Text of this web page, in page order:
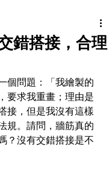
錯搭接，合理
個問題：「我繪製的
要求我重畫；理由是
接，但是我沒有這樣
規。請問，牆筋真的
？沒有交錯搭接是不